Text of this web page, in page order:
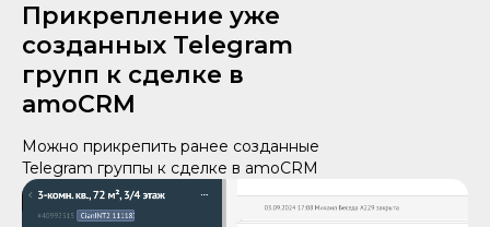
Прикрепление уже
созданных Telegram
групп к сделке в
amoCRM
Можно прикрепить ранее созданные
Telegram группы к сделке в amoCRM